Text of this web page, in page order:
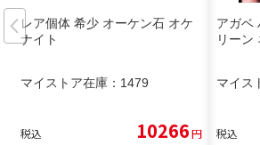
レア個体 希少 オーケン石 オケ
ナイト
マイストア在庫： 1479
税込 10266円
アガベ
リーン
マイス
税込